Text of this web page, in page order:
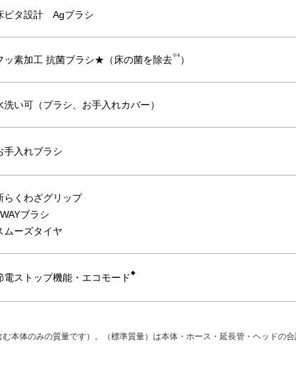
ピタ設計 Agブラシ
ッ素加工 抗菌ブラシ★（床の菌を除去※4 ）
洗い可（ブラシ、お手入れカバー）
手入れブラシ
らくわざグリップ
ブラシ
ムーズタイヤ
電ストップ機能・エコモード ◆
本体のみの質量です）。（標準質量）は本体・ホース・延長管・ヘッドの合